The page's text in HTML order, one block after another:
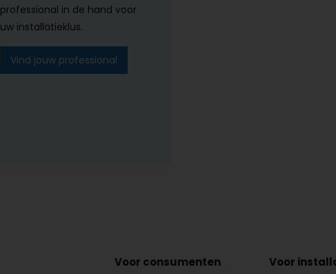
professional in de hand voor
uw installatieklus.
Vind jouw professional
Voor consumenten Voor